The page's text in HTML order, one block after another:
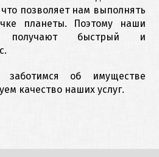
позволяет нам выполнять
планеты. Поэтому наши
получают быстрый и
заботимся об имуществе
качество наших услуг.